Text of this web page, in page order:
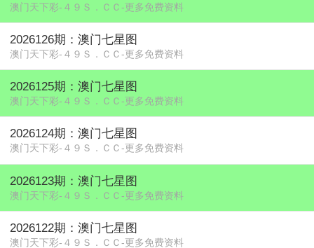
澳门天下彩-４９Ｓ．ＣＣ-更多免费资料
2026126期：澳门七星图
澳门天下彩-４９Ｓ．ＣＣ-更多免费资料
2026125期：澳门七星图
澳门天下彩-４９Ｓ．ＣＣ-更多免费资料
2026124期：澳门七星图
澳门天下彩-４９Ｓ．ＣＣ-更多免费资料
2026123期：澳门七星图
澳门天下彩-４９Ｓ．ＣＣ-更多免费资料
2026122期：澳门七星图
澳门天下彩-４９Ｓ．ＣＣ-更多免费资料